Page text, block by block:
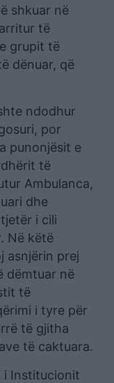
shkuar në
të
grupit të
dënuar, që
ndodhur
por
punonjësit e
të
Ambulanca,
dhe
i cili
Në këtë
asnjërin prej
dëmtuar në
të
i tyre për
të gjitha
të caktuara.
i Institucionit